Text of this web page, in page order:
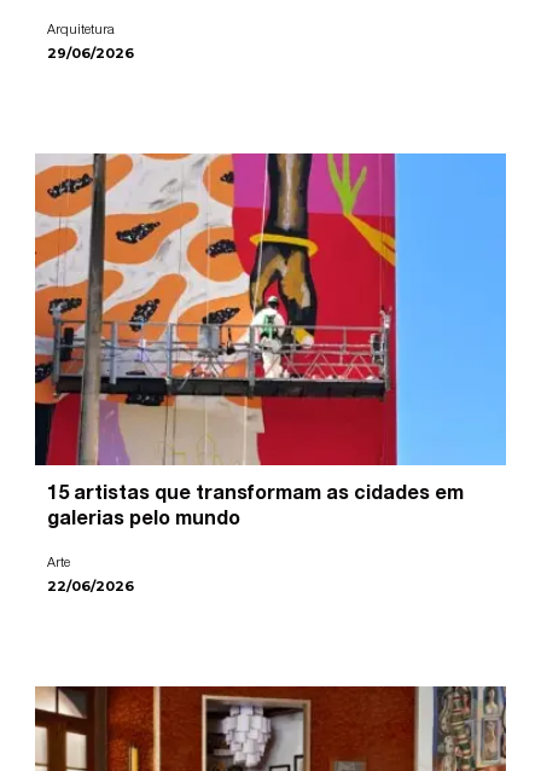
Arquitetura
29/06/2026
15 artistas que transformam as cidades em
galerias pelo mundo
Arte
22/06/2026